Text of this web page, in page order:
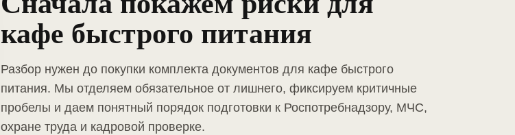
кафе быстрого питания
Разбор нужен до покупки комплекта документов для кафе быстрого
питания. Мы отделяем обязательное от лишнего, фиксируем критичные
пробелы и даем понятный порядок подготовки к Роспотребнадзору, МЧС,
охране труда и кадровой проверке.